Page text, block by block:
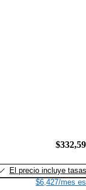
El precio incluye tasas
$6,427/mes